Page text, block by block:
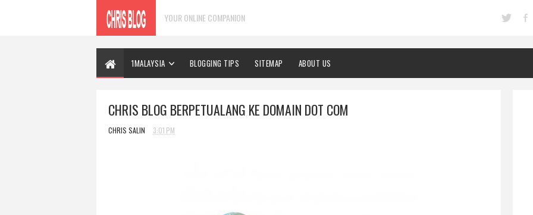
YOUR ONLINE COMPANION
1MALAYSIA BLOGGING TIPS SITEMAP ABOUT US
CHRIS BLOG BERPETUALANG KE DOMAIN DOT COM
CHRIS SALIN 3:01 PM